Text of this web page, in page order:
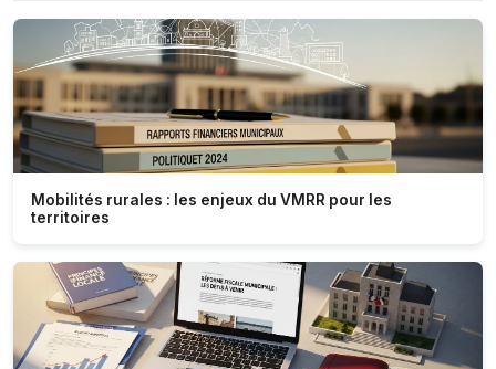
Mobilités rurales : les enjeux du VMRR pour les
territoires